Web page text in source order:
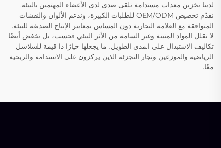
لدينا تخزين معدات مستدامة تلقى صدى لدى الأعضاء المهتمين بالبيئة.
نقدّم تخصيص OEM/ODM للطلبات الكبيرة، وندعم الألوان والنقشات
المتوافقة مع العلامة التجارية دون المساس بمعايير الإنتاج الصديقة للبيئة.
لا تقلل المواد المتينة وغير السامة من الأثر البيئي فحسب، بل تخفض أيضًا
تكاليف الاستبدال على المدى الطويل، ما يجعلها خيارًا ذا قيمة للسلاسل
الرياضية والموزعين وتجار التجزئة الذين يركزون على الاستدامة والربحية
معًا.